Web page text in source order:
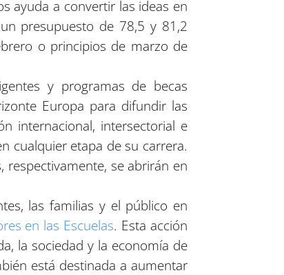
ayuda a convertir las ideas en
presupuesto de 78,5 y 81,2
o principios de marzo de
y programas de becas
Europa para difundir las
internacional, intersectorial e
cualquier etapa de su carrera.
se abrirán en
las familias y el público en
en las Escuelas. Esta acción
la sociedad y la economía de
está destinada a aumentar